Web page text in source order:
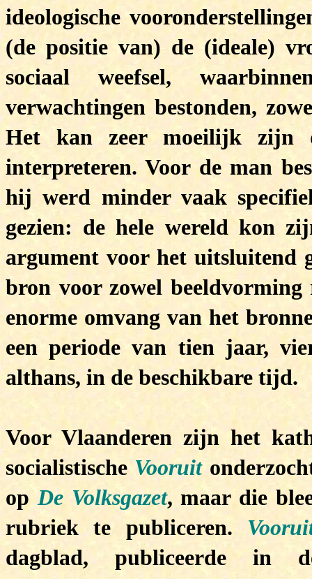
ideologische
(de positie van) de (ideale)
sociaal weefsel,
verwachtingen bestonden,
Het kan zeer moeilijk zijn
interpreteren. Voor de man
hij werd minder vaak
gezien: de hele wereld kon
argument voor het uitsluitend
bron voor zowel
enorme omvang van het
een periode van tien jaar,
althans, in de beschikbare tijd.
Voor Vlaanderen zijn het
socialistische Vooruit
opDe Volksgazet, maar die
rubriek te publiceren.
dagblad, publiceerde in